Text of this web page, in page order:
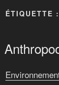
ÉTIQUETTE :